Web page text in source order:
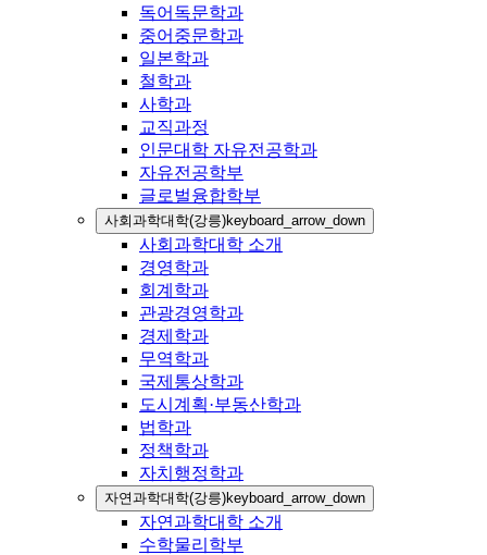
독어독문학과
중어중문학과
일본학과
철학과
사학과
교직과정
인문대학 자유전공학과
자유전공학부
글로벌융합학부
사회과학대학(강릉)keyboard_arrow_down
사회과학대학 소개
경영학과
회계학과
관광경영학과
경제학과
무역학과
국제통상학과
도시계획·부동산학과
법학과
정책학과
자치행정학과
자연과학대학(강릉)keyboard_arrow_down
자연과학대학 소개
수학물리학부